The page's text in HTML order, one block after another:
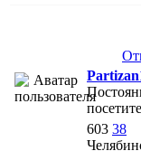
603 38